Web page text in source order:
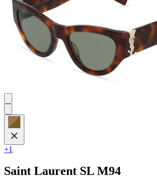
+1
Saint Laurent SL M94